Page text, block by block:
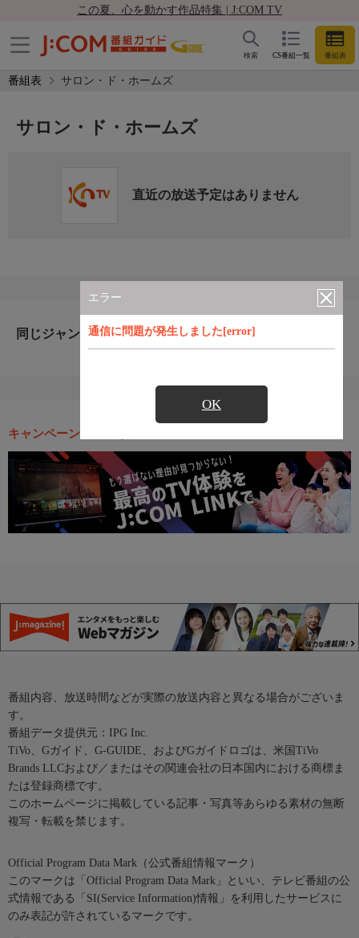
この夏、心を動かす作品特集 | J:COM TV
CS番組一覧 番組表
検索
番組表 サロン・ド・ホームズ
エラー
通信に問題が発生しました[error]
OK
サロン・ド・ホームズ
直近の放送予定はありません
同じジャンルのおすすめ番組
キャンペーン・お得な情報
番組内容、放送時間などが実際の放送内容と異なる場合がございま
す。
番組データ提供元：IPG Inc.
TiVo、Gガイド、G-GUIDE、およびGガイドロゴは、米国TiVo
Brands LLCおよび／またはその関連会社の日本国内における商標ま
たは登録商標です。
このホームページに掲載している記事・写真等あらゆる素材の無断
複写・転載を禁じます。
Official Program Data Mark（公式番組情報マーク）
このマークは「Official Program Data Mark」といい、テレビ番組の公
式情報である「SI(Service Information)情報」を利用したサービスに
のみ表記が許されているマークです。